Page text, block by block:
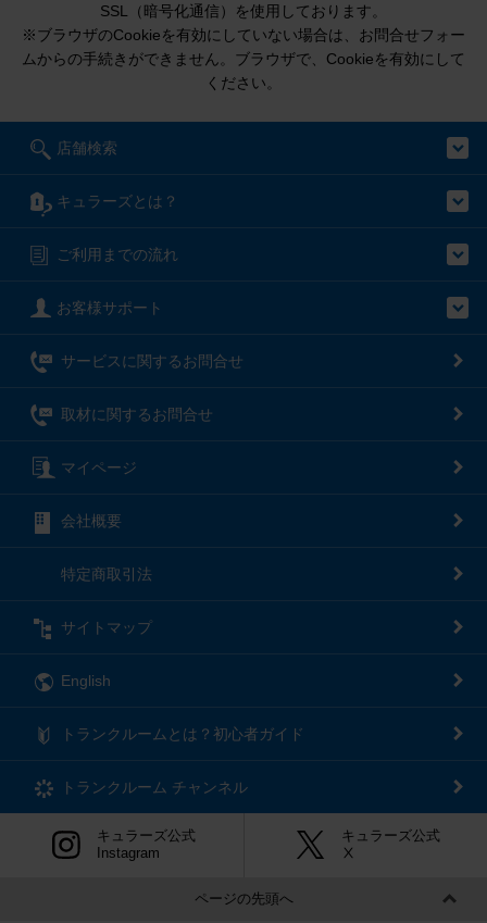
SSL（暗号化通信）を使用しております。
※ブラウザのCookieを有効にしていない場合は、お問合せフォー
ムからの手続きができません。ブラウザで、Cookieを有効にして
ください。
店舗検索
キュラーズとは？
ご利用までの流れ
お客様サポート
サービスに関するお問合せ
取材に関するお問合せ
マイページ
会社概要
特定商取引法
サイトマップ
English
トランクルームとは？初心者ガイド
トランクルーム チャンネル
キュラーズ公式
Instagram
キュラーズ公式
Ⅹ
ページの先頭へ